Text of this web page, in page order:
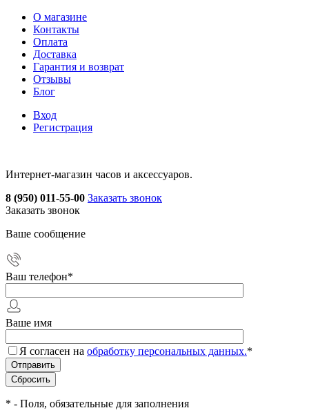
О магазине
Контакты
Оплата
Доставка
Гарантия и возврат
Отзывы
Блог
Вход
Регистрация
Интернет-магазин часов и аксессуаров.
8 (950) 011-55-00 Заказать звонок
Заказать звонок
Ваше сообщение
Ваш телефон*
Ваше имя
Я согласен на обработку персональных данных.*
* - Поля, обязательные для заполнения